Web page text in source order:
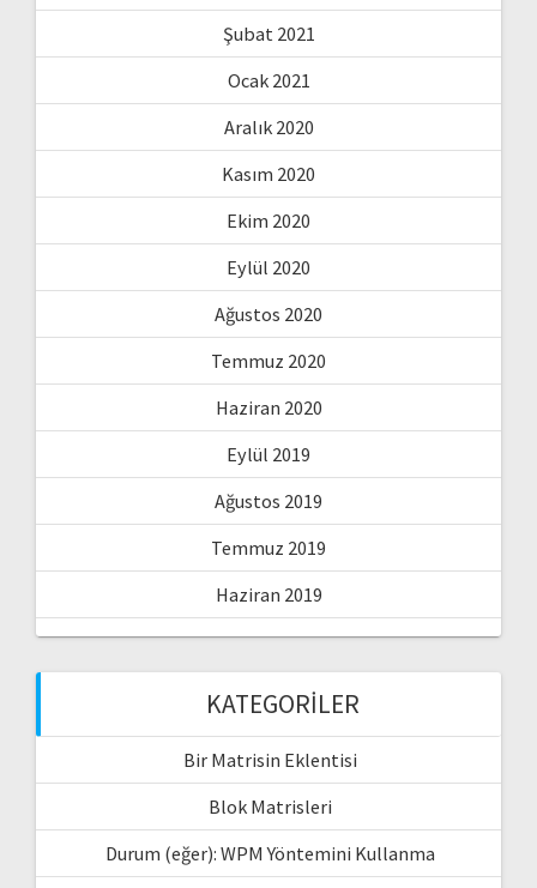
Şubat 2021
Ocak 2021
Aralık 2020
Kasım 2020
Ekim 2020
Eylül 2020
Ağustos 2020
Temmuz 2020
Haziran 2020
Eylül 2019
Ağustos 2019
Temmuz 2019
Haziran 2019
KATEGORILER
Bir Matrisin Eklentisi
Blok Matrisleri
Durum (eğer): WPM Yöntemini Kullanma